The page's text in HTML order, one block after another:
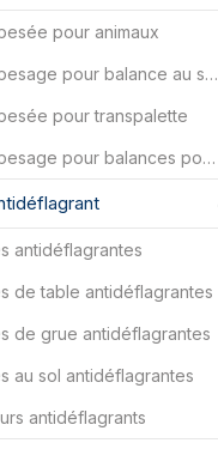
pour animaux
Kits de pesage pour balance au sol
pour transpalette
Kits de pesage pour balances pour camions
antidéflagrantes
de table antidéflagrantes
de grue antidéflagrantes
au sol antidéflagrantes
antidéflagrants